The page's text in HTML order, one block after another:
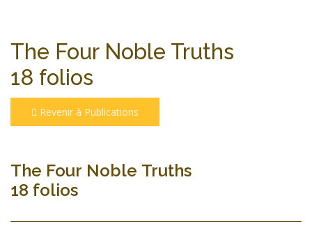
The Four Noble Truths
18 folios
Revenir à Publications
The Four Noble Truths
18 folios